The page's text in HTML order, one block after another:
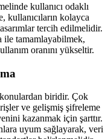
kullanıcı odaklı
kullanıcıların kolayca
tercih edilmelidir.
ile tamamlayabilmek,
oranını yükseltir.
biridir. Çok
ve gelişmiş şifreleme
kazanmak için şarttır.
uyum sağlayarak, veri